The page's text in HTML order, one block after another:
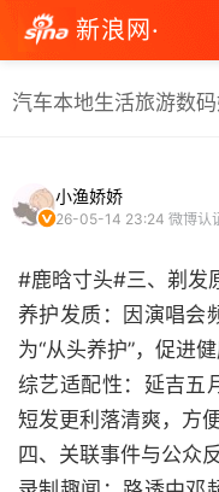
新浪网·
汽车本地生活旅游数码
小渔娇娇
26-05-14 23:24 微博认
#鹿晗寸头#三、剃发
养护发质：因演唱会
为“从头养护”，促进健
综艺适配性：延吉五
短发更利落清爽，方便
四、关联事件与公众